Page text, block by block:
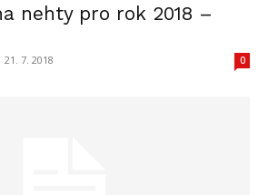
nehty pro rok 2018 –
21. 7. 2018 0